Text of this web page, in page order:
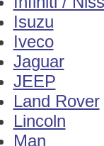
Isuzu
Iveco
Jaguar
JEEP
Land Rover
Lincoln
Man